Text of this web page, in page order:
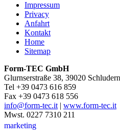
Impressum
Privacy
Anfahrt
Kontakt
Home
Sitemap
Form-TEC GmbH
Glurnserstraße 38, 39020
Tel +39 0473 616 859
Fax +39 0473 618 556
info@form-tec.it| www.form-tec.it
Mwst. 0227 7310 211
marketing